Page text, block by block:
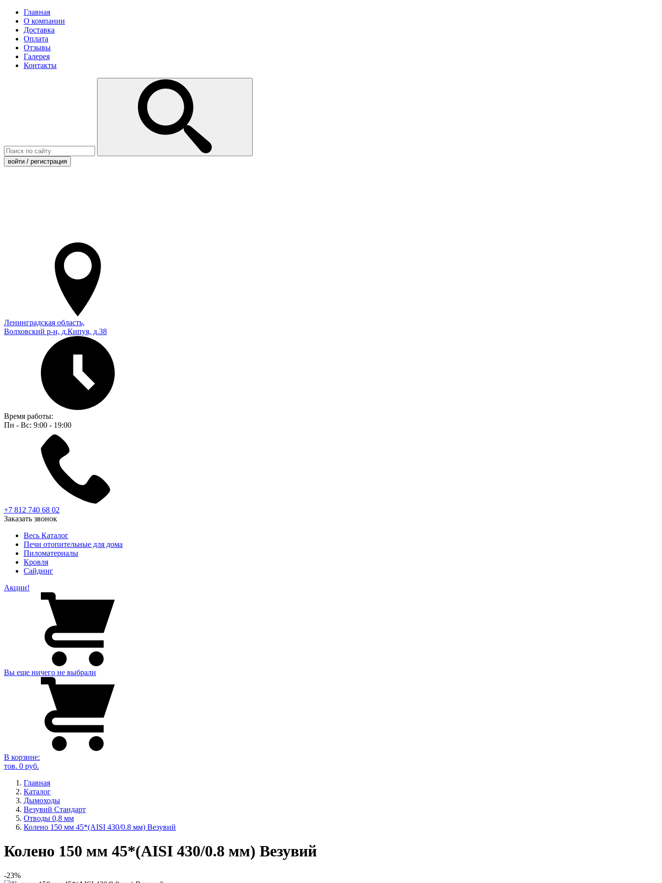
Главная
О компании
Доставка
Оплата
Отзывы
Галерея
Контакты
войти / регистрация
Ленинградская область,
Волховский р-н, д.Кипуя, д.38
Время работы:
Пн - Вс: 9:00 - 19:00
+7 812 740 68 02
Заказать звонок
Весь Каталог
Печи отопительные для дома
Пиломатериалы
Кровля
Сайдинг
Акции!
Вы еще ничего не выбрали
В корзине:
тов. 0 руб.
Главная
Каталог
Дымоходы
Везувий Стандарт
Отводы 0,8 мм
Колено 150 мм 45*(AISI 430/0.8 мм) Везувий
Колено 150 мм 45*(AISI 430/0.8 мм) Везувий
-23%